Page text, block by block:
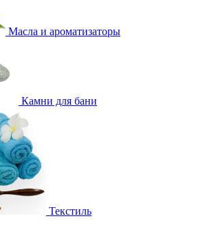
Масла и ароматизаторы
Камни для бани
Текстиль